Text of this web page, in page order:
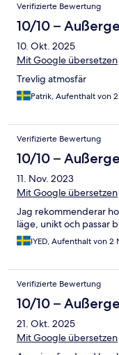
Verifizierte Bewertung
10/10 –
10. Okt. 2025
Mit Google übersetzen
Trevlig atmosfär
Patrik, Aufenthalt von
Verifizierte Bewertung
10/10 –
11. Nov. 2023
Mit Google übersetzen
Jag rekommenderar
läge, unikt och passar
IYED, Aufenthalt von 2
Verifizierte Bewertung
10/10 –
21. Okt. 2025
Mit Google übersetzen